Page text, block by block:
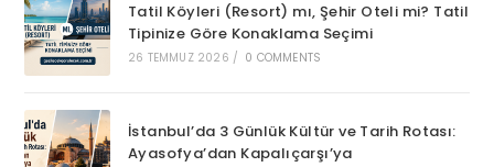
Tatil Köyleri (Resort) mı, Şehir Oteli mi? Tatil
Tipinize Göre Konaklama Seçimi
26 TEMMUZ 2026 / 0 COMMENTS
İstanbul’da 3 Günlük Kültür ve Tarih Rotası:
Ayasofya’dan Kapalıçarşı’ya